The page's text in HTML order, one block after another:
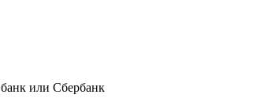
или Сбербанк